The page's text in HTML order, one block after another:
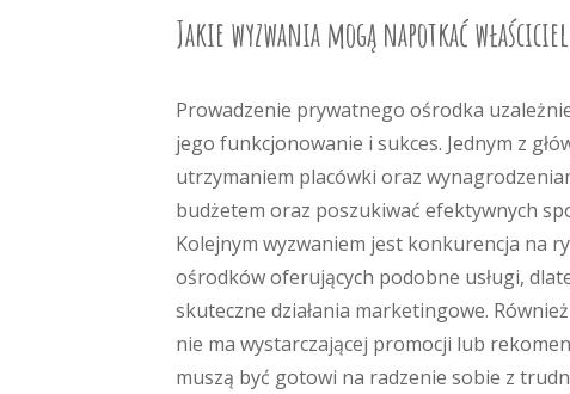
Jakie wyzwania mogą napotkać
Prowadzenie prywatnego ośrodka
jego funkcjonowanie i sukces. Jednym z
utrzymaniem placówki oraz
budżetem oraz poszukiwać efektywnych
Kolejnym wyzwaniem jest konkurencja na
ośrodków oferujących podobne usługi,
skuteczne działania marketingowe.
nie ma wystarczającej promocji lub
muszą być gotowi na radzenie sobie z